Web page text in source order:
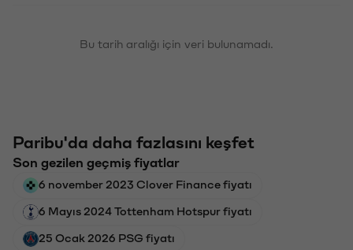
Bu tarih aralığı için veri bulunamadı.
Paribu'da daha fazlasını keşfet
Son gezilen geçmiş fiyatlar
6 november 2023 Clover Finance fiyatı
6 Mayıs 2024 Tottenham Hotspur fiyatı
25 Ocak 2026 PSG fiyatı